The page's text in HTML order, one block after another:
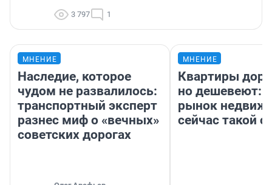
3 797 1
МНЕНИЕ
Наследие, которое
чудом не развалилось:
транспортный эксперт
разнес миф о «вечных»
советских дорогах
МНЕНИЕ
Квартиры
но дешевеют:
рынок
сейчас такой